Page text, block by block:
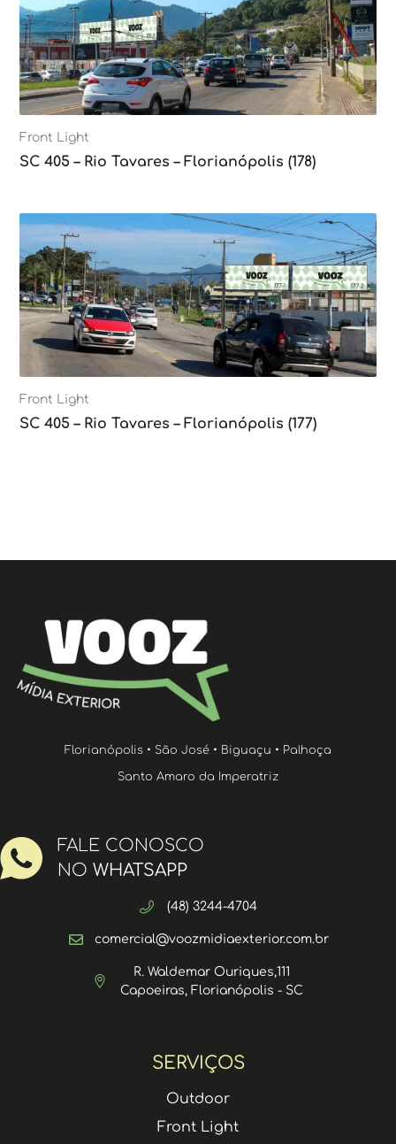
Front Light
SC 405 – Rio Tavares – Florianópolis (178)
Front Light
SC 405 – Rio Tavares – Florianópolis (177)
SERVIÇOS
Outdoor
Front Light
Florianópolis • São José • Biguaçu • Palhoça
Santo Amaro da Imperatriz
FALE CONOSCO
NO WHATSAPP
(48) 3244-4704
comercial@voozmidiaexterior.com.br
R. Waldemar Ouriques,111
Capoeiras, Florianópolis - SC